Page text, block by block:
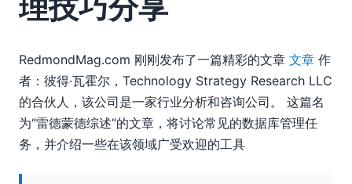
2009
03
04
05
06
07
雷蒙德资讯：数据库管理技巧分享
理技巧分享
RedmondMag.com 刚刚发布了一篇精彩的文章 文章 作
者：彼得·瓦霍尔，Technology Strategy Research LLC
的合伙人，该公司是一家行业分析和咨询公司。 这篇名
为“雷德蒙德综述”的文章，将讨论常见的数据库管理任
务，并介绍一些在该领域广受欢迎的工具